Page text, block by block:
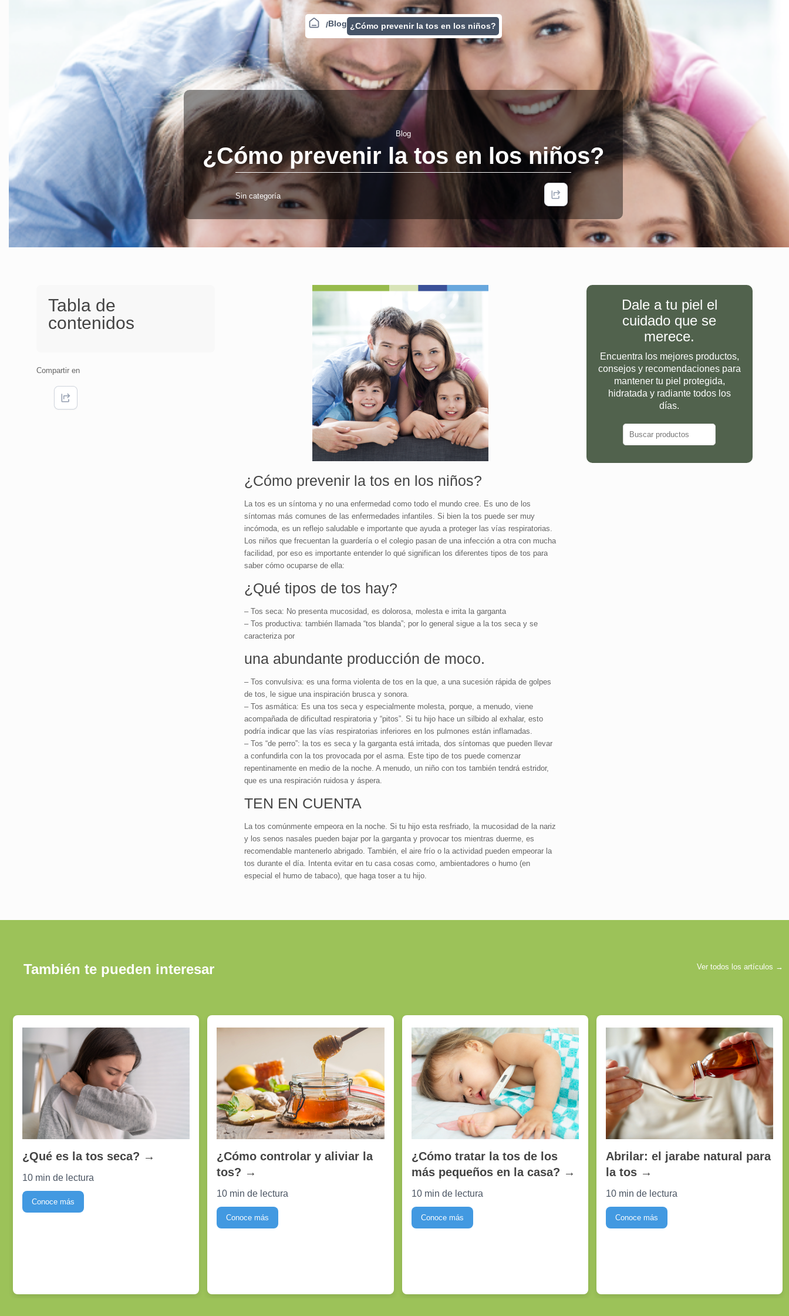
Blog ¿Cómo prevenir la tos en los niños?
Blog
¿Cómo prevenir la tos en los niños?
Sin categoría
Tabla de
contenidos
Compartir en
¿Cómo prevenir la tos en los niños?
La tos es un síntoma y no una enfermedad como todo el mundo cree. Es uno de los
síntomas más comunes de las enfermedades infantiles. Si bien la tos puede ser muy
incómoda, es un reflejo saludable e importante que ayuda a proteger las vías respiratorias.
Los niños que frecuentan la guardería o el colegio pasan de una infección a otra con mucha
facilidad, por eso es importante entender lo qué significan los diferentes tipos de tos para
saber cómo ocuparse de ella:
¿Qué tipos de tos hay?
– Tos seca: No presenta mucosidad, es dolorosa, molesta e irrita la garganta
– Tos productiva: también llamada “tos blanda”; por lo general sigue a la tos seca y se
caracteriza por
una abundante producción de moco.
– Tos convulsiva: es una forma violenta de tos en la que, a una sucesión rápida de golpes
de tos, le sigue una inspiración brusca y sonora.
– Tos asmática: Es una tos seca y especialmente molesta, porque, a menudo, viene
acompañada de dificultad respiratoria y “pitos”. Si tu hijo hace un silbido al exhalar, esto
podría indicar que las vías respiratorias inferiores en los pulmones están inflamadas.
– Tos “de perro”: la tos es seca y la garganta está irritada, dos síntomas que pueden llevar
a confundirla con la tos provocada por el asma. Este tipo de tos puede comenzar
repentinamente en medio de la noche. A menudo, un niño con tos también tendrá estridor,
que es una respiración ruidosa y áspera.
TEN EN CUENTA
La tos comúnmente empeora en la noche. Si tu hijo esta resfriado, la mucosidad de la nariz
y los senos nasales pueden bajar por la garganta y provocar tos mientras duerme, es
recomendable mantenerlo abrigado. También, el aire frío o la actividad pueden empeorar la
tos durante el día. Intenta evitar en tu casa cosas como, ambientadores o humo (en
especial el humo de tabaco), que haga toser a tu hijo.
Dale a tu piel el
cuidado que se
merece.
Encuentra los mejores productos,
consejos y recomendaciones para
mantener tu piel protegida,
hidratada y radiante todos los
días.
También te pueden interesar Ver todos los artículos →
¿Qué es la tos seca? →
10 min de lectura
Conoce más
¿Cómo controlar y aliviar la
tos? →
10 min de lectura
Conoce más
¿Cómo tratar la tos de los
más pequeños en la casa? →
10 min de lectura
Conoce más
Abrilar: el jarabe natural para
la tos →
10 min de lectura
Conoce más